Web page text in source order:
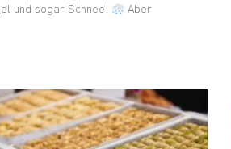
und sogar Schnee!
Aber